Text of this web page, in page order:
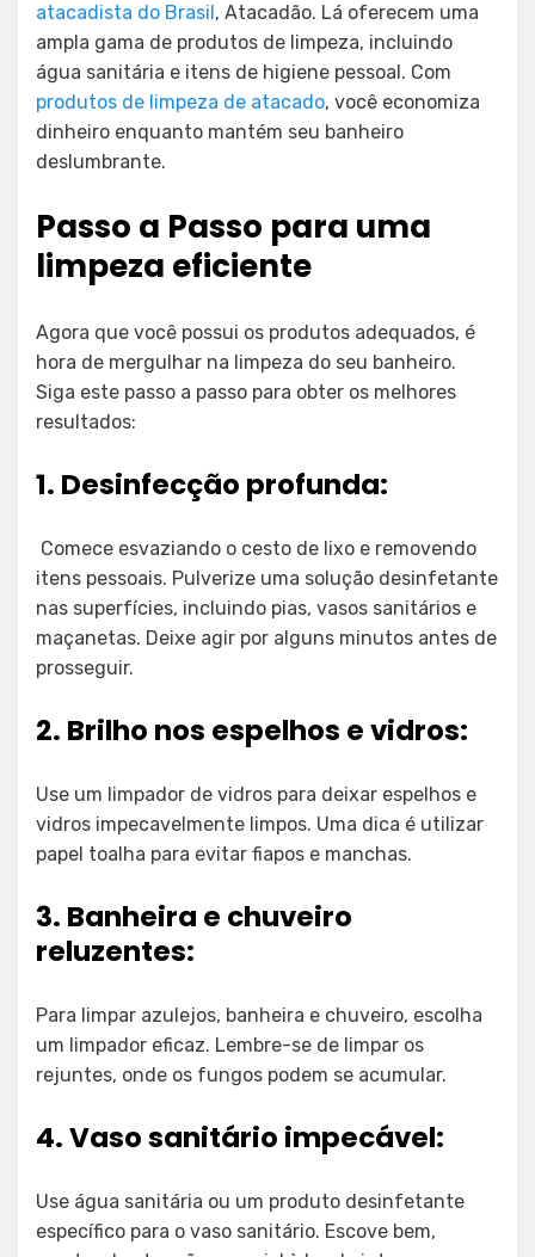
atacadista do Brasil, Atacadão. Lá oferecem uma
ampla gama de produtos de limpeza, incluindo
água sanitária e itens de higiene pessoal. Com
produtos de limpeza de atacado, você economiza
dinheiro enquanto mantém seu banheiro
deslumbrante.
Passo a Passo para uma
limpeza eficiente
Agora que você possui os produtos adequados, é
hora de mergulhar na limpeza do seu banheiro.
Siga este passo a passo para obter os melhores
resultados:
1. Desinfecção profunda:
Comece esvaziando o cesto de lixo e removendo
itens pessoais. Pulverize uma solução desinfetante
nas superfícies, incluindo pias, vasos sanitários e
maçanetas. Deixe agir por alguns minutos antes de
prosseguir.
2. Brilho nos espelhos e vidros:
Use um limpador de vidros para deixar espelhos e
vidros impecavelmente limpos. Uma dica é utilizar
papel toalha para evitar fiapos e manchas.
3. Banheira e chuveiro
reluzentes:
Para limpar azulejos, banheira e chuveiro, escolha
um limpador eficaz. Lembre-se de limpar os
rejuntes, onde os fungos podem se acumular.
4. Vaso sanitário impecável:
Use água sanitária ou um produto desinfetante
específico para o vaso sanitário. Escove bem,